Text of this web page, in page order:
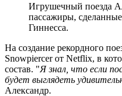
Игрушечный поезда
пассажиры,
Гиннесса.
На создание рекордного
Snowpiercer от Netflix, в
состав. "Я знал, что если
будет выглядеть
Александр.